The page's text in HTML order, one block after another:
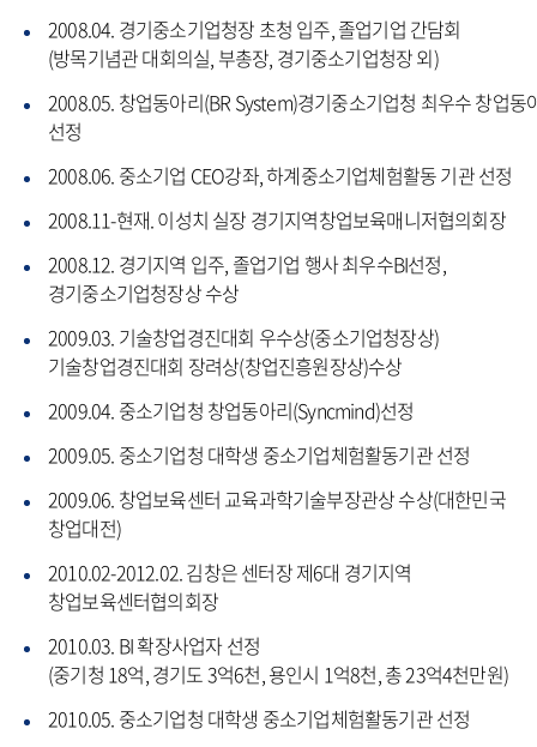
2008.04. 경기중소기업청장 초청 입주, 졸업기업 간담회
(방목기념관 대회의실, 부총장, 경기중소기업청장 외)
2008.05. 창업동아리(BR System)경기중소기업청 최우수 창업동
선정
2008.06. 중소기업 CEO강좌, 하계중소기업체험활동 기관 선정
2008.11-현재. 이성치 실장 경기지역창업보육매니저협의회장
2008.12. 경기지역 입주, 졸업기업 행사 최우수BI선정,
경기중소기업청장상 수상
2009.03. 기술창업경진대회 우수상(중소기업청장상)
기술창업경진대회 장려상(창업진흥원장상)수상
2009.04. 중소기업청 창업동아리(Syncmind)선정
2009.05. 중소기업청 대학생 중소기업체험활동기관 선정
2009.06. 창업보육센터 교육과학기술부장관상 수상(대한민국
창업대전)
2010.02-2012.02. 김창은 센터장 제6대 경기지역
창업보육센터협의회장
2010.03. BI 확장사업자 선정
(중기청 18억, 경기도 3억6천, 용인시 1억8천, 총 23억4천만원)
2010.05. 중소기업청 대학생 중소기업체험활동기관 선정